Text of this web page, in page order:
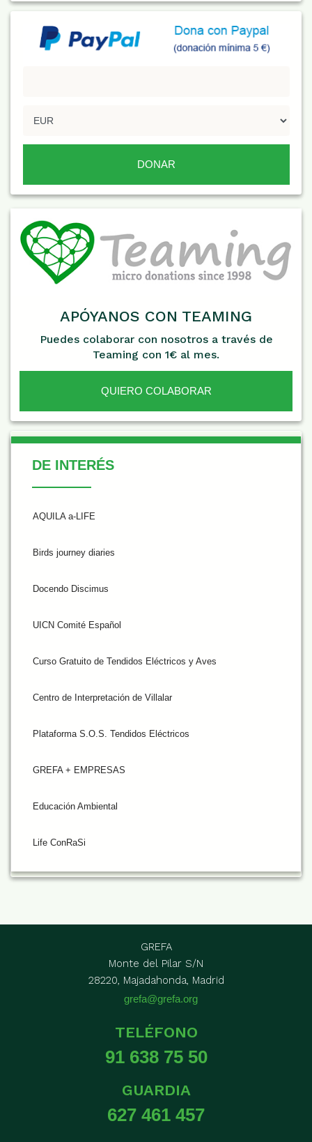
APÓYANOS CON TEAMING
Puedes colaborar con nosotros a través de
Teaming con 1€ al mes.
QUIERO COLABORAR
De Interés
DE INTERÉS
AQUILA a-LIFE
Birds journey diaries
Docendo Discimus
UICN Comité Español
Curso Gratuito de Tendidos Eléctricos y Aves
Centro de Interpretación de Villalar
Plataforma S.O.S. Tendidos Eléctricos
GREFA + EMPRESAS
Educación Ambiental
Life ConRaSi
GREFA
Monte del Pilar S/N
28220, Majadahonda, Madrid
grefa@grefa.org
TELÉFONO
91 638 75 50
GUARDIA
627 461 457